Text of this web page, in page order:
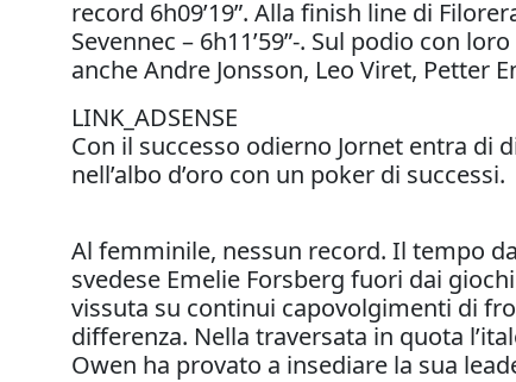
record 6h09’19”. Alla finish line di
Sevennec – 6h11’59”-. Sul podio con
anche Andre Jonsson, Leo Viret, Petter
LINK_ADSENSE
Con il successo odierno Jornet entra
nell’albo d’oro con un poker di
Al femminile, nessun record. Il tempo
svedese Emelie Forsberg fuori dai
vissuta su continui capovolgimenti di
differenza. Nella traversata in quota
Owen ha provato a insediare la sua